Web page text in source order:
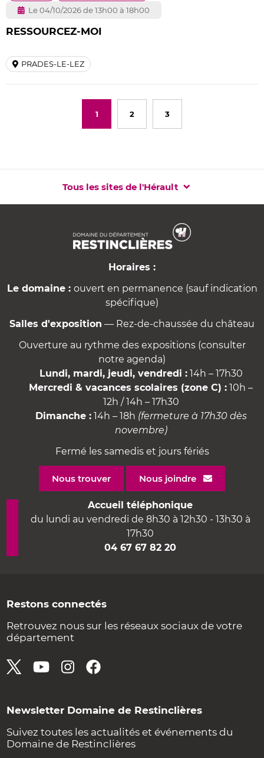
Le 04/10/2026 de 13h00 à 18h00
RESSOURCEZ-MOI
PRADES-LE-LEZ
1 2 3
Tous les sites de l'Hérault
Horaires :
Le domaine : ouvert en permanence (sauf indication
spécifique)
Salles d'exposition — Rez-de-chaussée du château
Ouverture au rythme des expositions (consulter
notre agenda)
Lundi, mardi, jeudi, vendredi :14h – 17h30
Mercredi & vacances scolaires (zone C) : 10h –
12h / 14h – 17h30
Dimanche :14h – 18h (fermeture à 17h30 dès
novembre)
Fermé les samedis et jours fériés
Nous trouver Nous joindre
Accueil téléphonique
du lundi au vendredi de 8h30 à 12h30 - 13h30 à
17h30
04 67 67 82 20
Restons connectés
Retrouvez nous sur les réseaux sociaux de votre
département
Newsletter Domaine de Restinclières
Suivez toutes les actualités et événements du
Domaine de Restinclières